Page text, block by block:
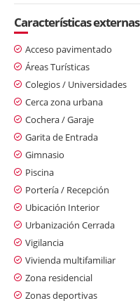
Características externas
Acceso pavimentado
Áreas Turísticas
Colegios / Universidades
Cerca zona urbana
Cochera / Garaje
Garita de Entrada
Gimnasio
Piscina
Portería / Recepción
Ubicación Interior
Urbanización Cerrada
Vigilancia
Vivienda multifamiliar
Zona residencial
Zonas deportivas